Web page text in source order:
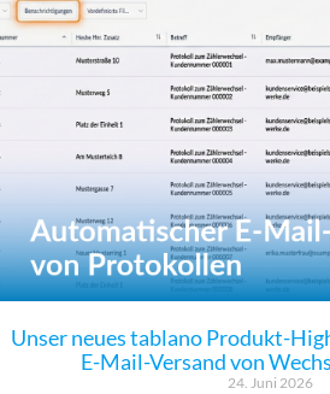
Unser neues tablano Produkt-
E-Mail-Versand von
24. Juni 2026